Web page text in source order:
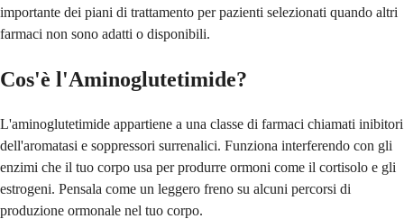
importante dei piani di trattamento per pazienti selezionati quando altri
farmaci non sono adatti o disponibili.
Cos'è l'Aminoglutetimide?
L'aminoglutetimide appartiene a una classe di farmaci chiamati inibitori
dell'aromatasi e soppressori surrenalici. Funziona interferendo con gli
enzimi che il tuo corpo usa per produrre ormoni come il cortisolo e gli
estrogeni. Pensala come un leggero freno su alcuni percorsi di
produzione ormonale nel tuo corpo.